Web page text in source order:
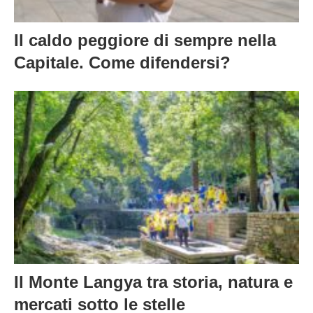
Il caldo peggiore di sempre nella
Capitale. Come difendersi?
Il Monte Langya tra storia, natura e
mercati sotto le stelle